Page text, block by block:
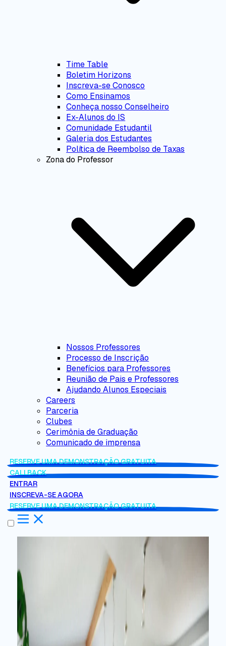
Time Table
Boletim Horizons
Inscreva-se Conosco
Como Ensinamos
Conheça nosso Conselheiro
Ex-Alunos do IS
Comunidade Estudantil
Galeria dos Estudantes
Política de Reembolso de Taxas
Zona do Professor
Nossos Professores
Processo de Inscrição
Benefícios para Professores
Reunião de Pais e Professores
Ajudando Alunos Especiais
Careers
Parceria
Clubes
Cerimônia de Graduação
Comunicado de imprensa
RESERVE UMA DEMONSTRAÇÃO GRATUITA
CALLBACK
ENTRAR
INSCREVA-SE AGORA
RESERVE UMA DEMONSTRAÇÃO GRATUITA